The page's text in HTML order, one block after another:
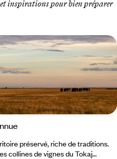
inspirations pour bien préparer
préservé, riche de traditions.
collines de vignes du Tokaj